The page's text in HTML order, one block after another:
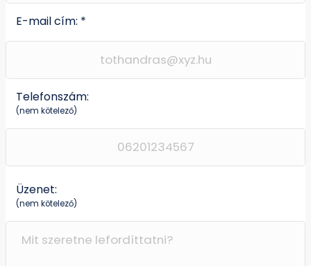
E-mail cím: *
Telefonszám:
(nem kötelező)
Üzenet:
(nem kötelező)